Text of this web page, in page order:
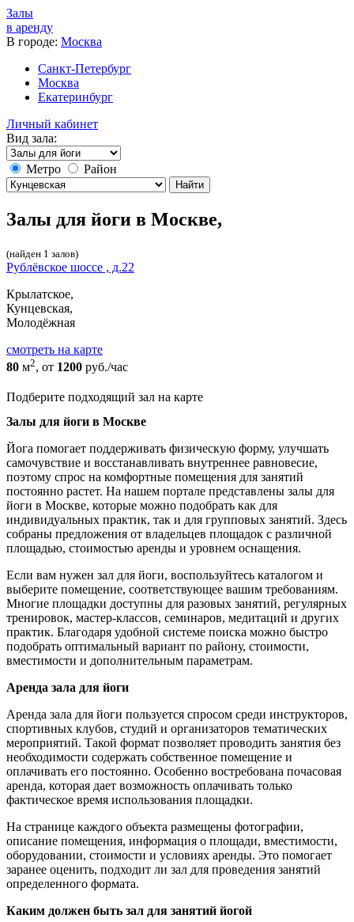
Залы
в аренду
В городе: Москва
Санкт-Петербург
Москва
Екатеринбург
Личный кабинет
Вид зала:
Метро Район
Найти
Залы для йоги в Москве,
(найден 1 залов)
Рублёвское шоссе , д.22
Крылатское,
Кунцевская,
Молодёжная
cмотреть на карте
80 м2, от 1200 руб./час
Подберите подходящий зал на карте
Залы для йоги в Москве
Йога помогает поддерживать физическую форму, улучшать
самочувствие и восстанавливать внутреннее равновесие,
поэтому спрос на комфортные помещения для занятий
постоянно растет. На нашем портале представлены залы для
йоги в Москве, которые можно подобрать как для
индивидуальных практик, так и для групповых занятий. Здесь
собраны предложения от владельцев площадок с различной
площадью, стоимостью аренды и уровнем оснащения.
Если вам нужен зал для йоги, воспользуйтесь каталогом и
выберите помещение, соответствующее вашим требованиям.
Многие площадки доступны для разовых занятий, регулярных
тренировок, мастер-классов, семинаров, медитаций и других
практик. Благодаря удобной системе поиска можно быстро
подобрать оптимальный вариант по району, стоимости,
вместимости и дополнительным параметрам.
Аренда зала для йоги
Аренда зала для йоги пользуется спросом среди инструкторов,
спортивных клубов, студий и организаторов тематических
мероприятий. Такой формат позволяет проводить занятия без
необходимости содержать собственное помещение и
оплачивать его постоянно. Особенно востребована почасовая
аренда, которая дает возможность оплачивать только
фактическое время использования площадки.
На странице каждого объекта размещены фотографии,
описание помещения, информация о площади, вместимости,
оборудовании, стоимости и условиях аренды. Это помогает
заранее оценить, подходит ли зал для проведения занятий
определенного формата.
Каким должен быть зал для занятий йогой